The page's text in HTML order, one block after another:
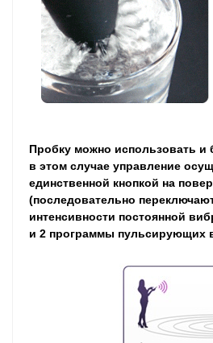
Пробку можно использовать и
в этом случае управление
единственной кнопкой на
(последовательно
интенсивности постоянной
и 2 программы пульсирующих